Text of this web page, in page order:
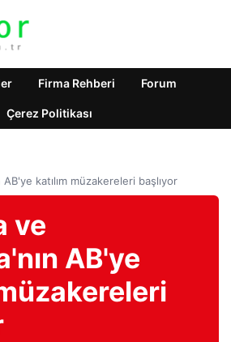
Firma Rehberi Forum
Çerez Politikası
katılım müzakereleri başlıyor
ve
AB'ye